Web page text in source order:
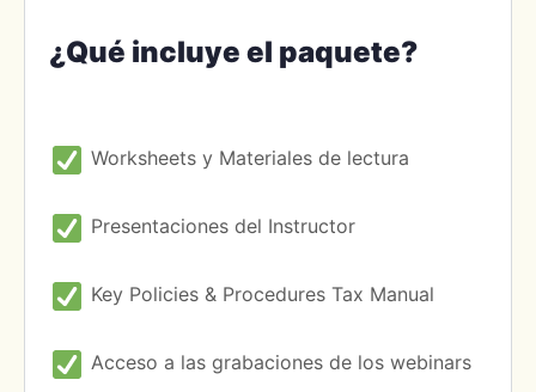
¿Qué incluye el paquete?
Worksheets y Materiales de lectura
Presentaciones del Instructor
Key Policies & Procedures Tax Manual
Acceso a las grabaciones de los webinars